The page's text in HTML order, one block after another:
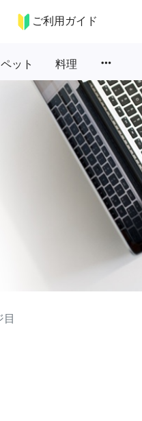
ご利用ガイド
ペット 料理 more_horiz
目